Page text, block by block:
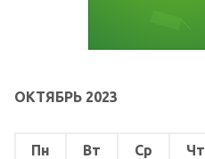
ОКТЯБРЬ 2023
Пн Вт Ср Чт